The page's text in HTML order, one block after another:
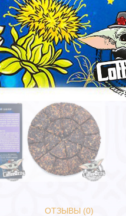
ОТЗЫВЫ (0)